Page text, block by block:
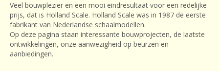
Veel bouwplezier en een mooi eindresultaat voor een redelijke
prijs, dat is Holland Scale. Holland Scale was in 1987 de eerste
fabrikant van Nederlandse schaalmodellen.
Op deze pagina staan interessante bouwprojecten, de laatste
ontwikkelingen, onze aanwezigheid op beurzen en
aanbiedingen.